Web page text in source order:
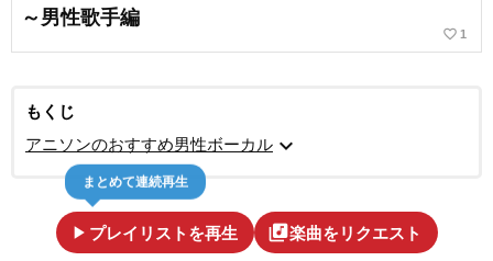
～男性歌手編
favorite_border 1
もくじ
アニソンのおすすめ男性ボーカル expand_more
play_arrow プレイリストを再生
まとめて連続再生
library_music楽曲をリクエスト